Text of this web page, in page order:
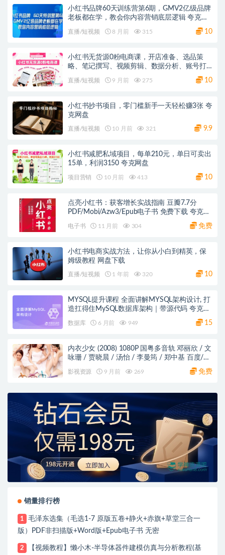
小红书品牌60天训练营第6期，GMV2亿级品牌
老板都在学，教会你内容营销底层逻辑 夸克网
直播/短视频 8 月前 315 10
小红书无货源0粉电商课，开店准备、选品策
略、笔记撰写、视频剪辑、数据分析、账号打
直播/短视频 9 月前 275 10
小红书抄书项目，零门槛新手一天轻松赚3张 夸
克网盘
直播/短视频 10 月前 321 9.9
小红书减肥私域项目，每单210元，单日可卖出
15单，利润3150 夸克网盘
项目营销 10 月前 413 10
点亮小红书：获客增长实战指南 豆瓣7.7分
PDF/Mobi/Azw3/Epub电子书 免费下载 夸克网
电子书 11 月前 304 免费
小红书电商实战方法，让你从小白到精英，保
姆级教程 网盘下载
直播/短视频 1 年前 320 10
MYSQL提升课程 全面讲解MYSQL架构设计, 打
造扛得住MySQL数据库架构｜带源代码 夸克网
数据库 6 月前 949 15
内衣少女 (2008) 1080P 国粤多音轨 邓丽欣 / 文
咏珊 / 贾晓晨 / 汤怡 / 李曼筠 / 郑中基 百度/阿
影视资源 9 月前 269 免费
销量排行榜
1
毛泽东选集（毛选1-7 原版五卷+静火+赤旗+草堂三合一
版）PDF非扫描版+Word版+Epub电子书 无密
2
【视频教程】懒小木-半导体器件建模仿真与分析教程(基